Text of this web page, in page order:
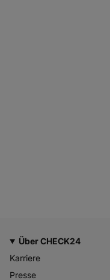
Über CHECK24
Karriere
Presse